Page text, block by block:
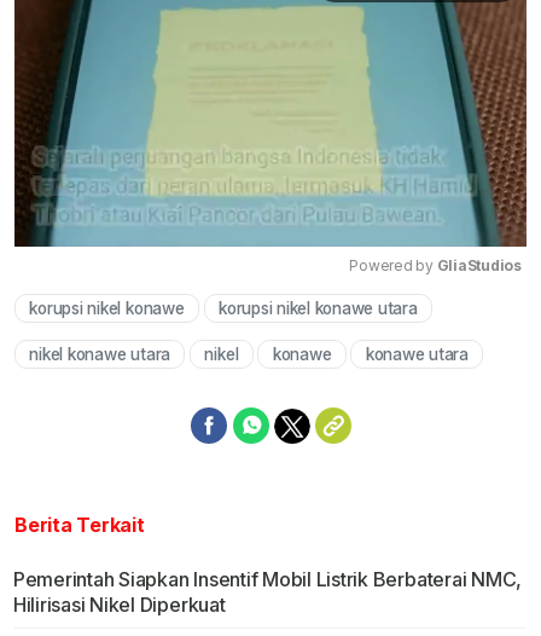
Powered by GliaStudios
korupsi nikel konawe korupsi nikel konawe utara
nikel konawe utara nikel konawe konawe utara
Berita Terkait
Pemerintah Siapkan Insentif Mobil Listrik Berbaterai NMC,
Hilirisasi Nikel Diperkuat